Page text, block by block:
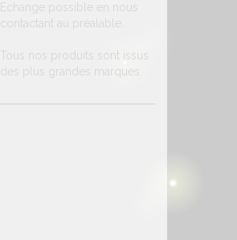
Echange possible en nous
contactant au préalable.
Tous nos produits sont issus
des plus grandes marques.